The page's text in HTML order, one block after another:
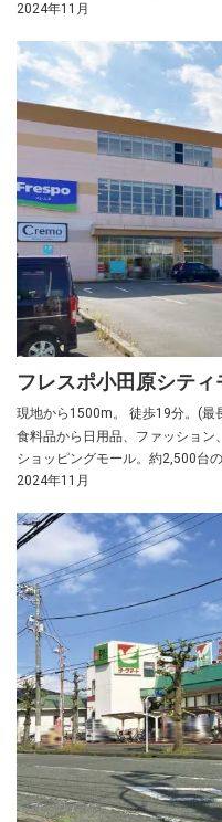
2024年11月
フレスポ小田原シティ
現地から1500m。 徒歩19分。(最
食料品から日用品、ファッション
ショッピングモール。約2,500台
2024年11月